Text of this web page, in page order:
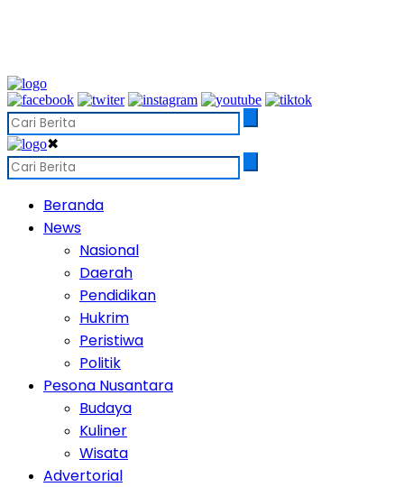
✖
Beranda
News
Nasional
Daerah
Pendidikan
Hukrim
Peristiwa
Politik
Pesona Nusantara
Budaya
Kuliner
Wisata
Advertorial